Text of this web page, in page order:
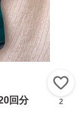
回分
2